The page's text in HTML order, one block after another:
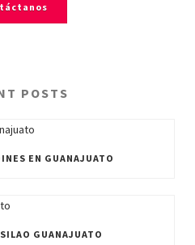
POSTS
EN GUANAJUATO
GUANAJUATO